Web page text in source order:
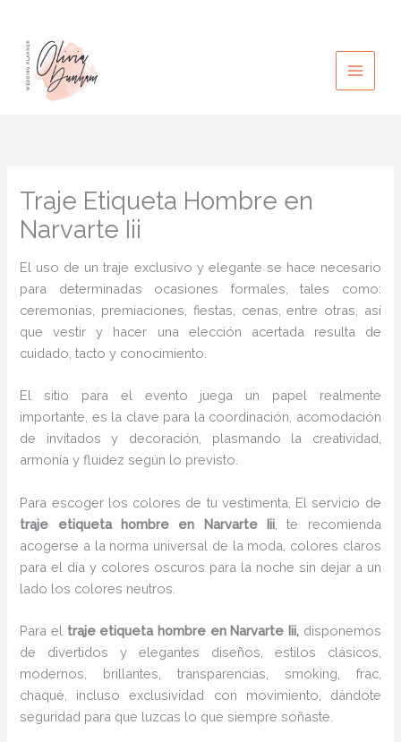
contenido
Traje Etiqueta Hombre en
Narvarte Iii
El uso de un traje exclusivo y elegante se hace necesario
para determinadas ocasiones formales, tales como:
ceremonias, premiaciones, fiestas, cenas, entre otras, así
que vestir y hacer una elección acertada resulta de
cuidado, tacto y conocimiento.
El sitio para el evento juega un papel realmente
importante, es la clave para la coordinación, acomodación
de invitados y decoración, plasmando la creatividad,
armonía y fluidez según lo previsto.
Para escoger los colores de tu vestimenta, El servicio de
traje etiqueta hombre en Narvarte Iii, te recomienda
acogerse a la norma universal de la moda, colores claros
para el día y colores oscuros para la noche sin dejar a un
lado los colores neutros.
Para el traje etiqueta hombre en Narvarte Iii, disponemos
de divertidos y elegantes diseños, estilos clásicos,
modernos, brillantes, transparencias, smoking, frac,
chaqué, incluso exclusividad con movimiento, dándote
seguridad para que luzcas lo que siempre soñaste.